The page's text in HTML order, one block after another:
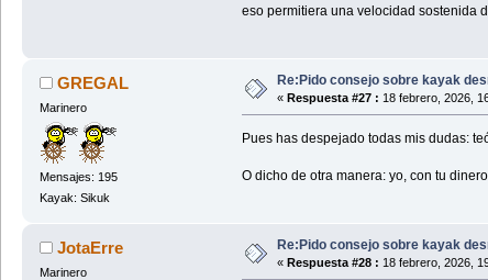
eso permitiera una velocidad sostenida
GREGAL
Marinero
Mensajes: 195
Kayak: Sikuk
Re:Pido consejo sobre kayak
« Respuesta #27 : 18 febrero, 2026,
Pues has despejado todas mis dudas:
O dicho de otra manera: yo, con tu
JotaErre
Marinero
Re:Pido consejo sobre kayak
« Respuesta #28 : 18 febrero, 2026,